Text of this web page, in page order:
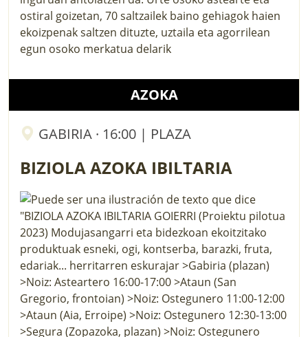
ostiral goizetan, 70 saltzailek baino gehiagok haien
ekoizpenak saltzen dituzte, uztaila eta agorrilean
egun osoko merkatua delarik
AZOKA
GABIRIA · 16:00 | PLAZA
BIZIOLA AZOKA IBILTARIA